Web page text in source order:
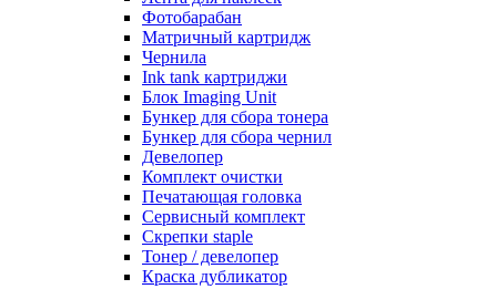
Фотобарабан
Матричный картридж
Чернила
Ink tank картриджи
Блок Imaging Unit
Бункер для сбора тонера
Бункер для сбора чернил
Девелопер
Комплект очистки
Печатающая головка
Сервисный комплект
Скрепки staple
Тонер / девелопер
Краска дубликатор